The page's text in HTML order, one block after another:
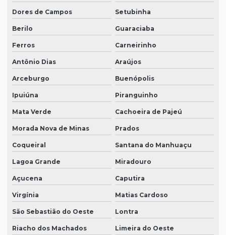
Dores de Campos Setubinha
Berilo Guaraciaba
Ferros Carneirinho
Antônio Dias Araújos
Arceburgo Buenópolis
Ipuiúna Piranguinho
Mata Verde Cachoeira de Pajeú
Morada Nova de Minas Prados
Coqueiral Santana do Manhuaçu
Lagoa Grande Miradouro
Açucena Caputira
Virgínia Matias Cardoso
São Sebastião do Oeste Lontra
Riacho dos Machados Limeira do Oeste